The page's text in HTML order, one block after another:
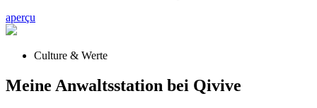
aperçu
Culture & Werte
Meine Anwaltsstation bei Qivive